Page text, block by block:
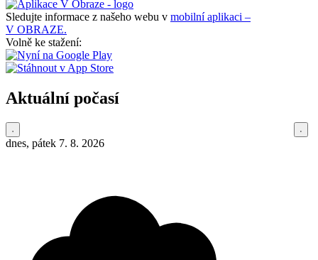
Sledujte informace z našeho webu v mobilní aplikaci –
V OBRAZE.
Volně ke stažení:
Aktuální počasí
dnes, pátek 7. 8. 2026